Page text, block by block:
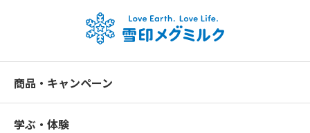
商品・キャンペーン
学ぶ・体験